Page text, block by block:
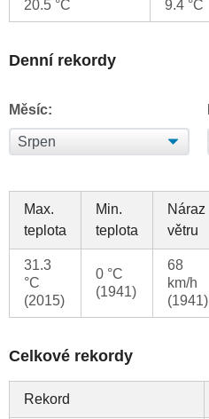
20.5 °C 9.4 °C
Denní rekordy
Měsíc:
Max.
teplota
Min.
teplota
Náraz
větru
31.3
°C
(2015)
0 °C
(1941)
68
km/h
(1941)
Celkové rekordy
Rekord